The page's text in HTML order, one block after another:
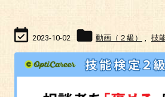
 2023-10-02  動画（２級） 技